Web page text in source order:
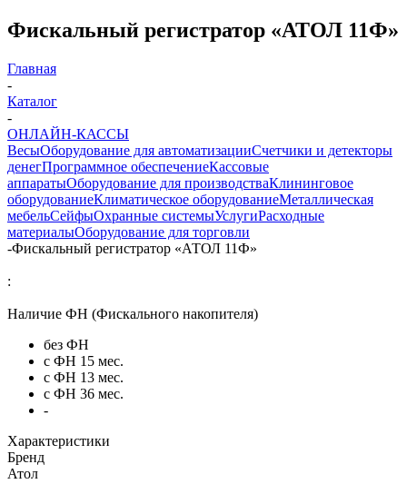
Фискальный регистратор «АТОЛ 11Ф»
Главная
-
Каталог
-
ОНЛАЙН-КАССЫ
ВесыОборудование для автоматизацииСчетчики и детекторы
денегПрограммное обеспечениеКассовые
аппаратыОборудование для производстваКлининговое
оборудованиеКлиматическое оборудованиеМеталлическая
мебельСейфыОхранные системыУслугиРасходные
материалыОборудование для торговли
-Фискальный регистратор «АТОЛ 11Ф»
:
Наличие ФН (Фискального накопителя)
без ФН
с ФН 15 мес.
с ФН 13 мес.
с ФН 36 мес.
-
Характеристики
Бренд
Атол